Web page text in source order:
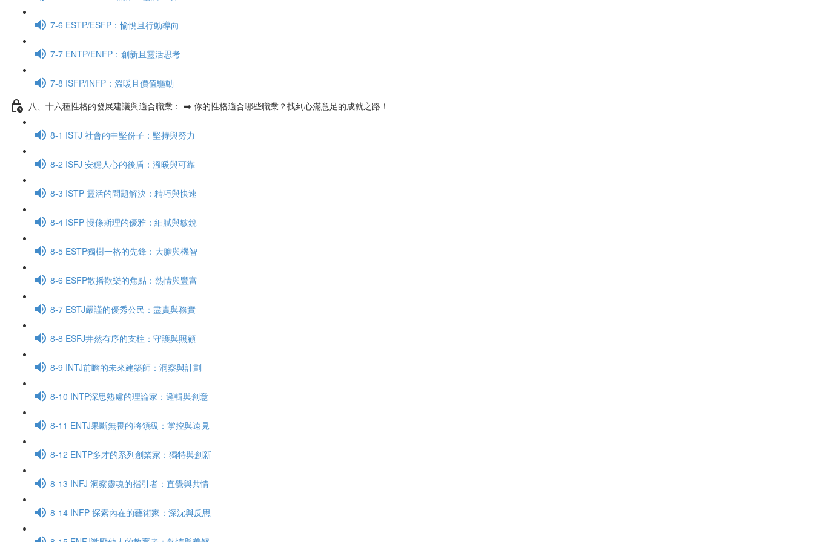
7-6 ESTP/ESFP：愉悅且行動導向
7-7 ENTP/ENFP：創新且靈活思考
7-8 ISFP/INFP：溫暖且價值驅動
八、十六種性格的發展建議與適合職業： ➡️ 你的性格適合哪些職業？找到心滿意足的成就之路！
8-1 ISTJ 社會的中堅份子：堅持與努力
8-2 ISFJ 安穩人心的後盾：溫暖與可靠
8-3 ISTP 靈活的問題解決：精巧與快速
8-4 ISFP 慢條斯理的優雅：細膩與敏銳
8-5 ESTP獨樹一格的先鋒：大膽與機智
8-6 ESFP散播歡樂的焦點：熱情與豐富
8-7 ESTJ嚴謹的優秀公民：盡責與務實
8-8 ESFJ井然有序的支柱：守護與照顧
8-9 INTJ前瞻的未來建築師：洞察與計劃
8-10 INTP深思熟慮的理論家：邏輯與創意
8-11 ENTJ果斷無畏的將領級：掌控與遠見
8-12 ENTP多才的系列創業家：獨特與創新
8-13 INFJ 洞察靈魂的指引者：直覺與共情
8-14 INFP 探索內在的藝術家：深沈與反思